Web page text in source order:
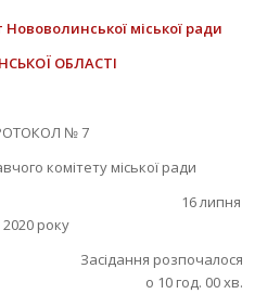
міської ради
ОБЛАСТІ
№ 7
комітету міської ради
16 липня
2020 року
розпочалося
о 10 год. 00 хв.